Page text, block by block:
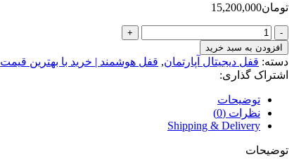
تومان15,200,000
قفل
دیجیتال
آپارتمان
مدل
V10
عدد
افزودن به سبد خرید
دسته: قفل دیجیتال آپارتمان, قفل هوشمند | خرید با بهترین قیمت
اشتراک گذاری:
توضیحات
نظرات (0)
Shipping & Delivery
توضیحات